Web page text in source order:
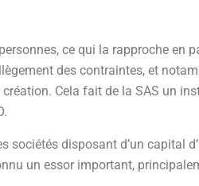
ce qui la rapproche en
des contraintes, et
Cela fait de la SAS un
sociétés disposant d’un capital
un essor important,